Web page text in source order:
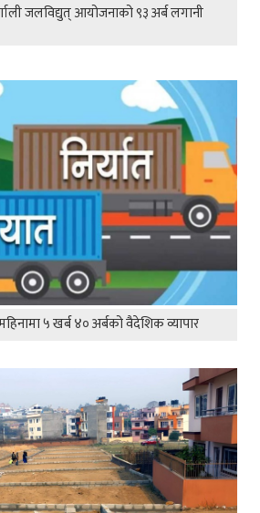
जलविद्युत् आयोजनाको ९३ अर्ब लगानी
५ खर्ब ४० अर्बको वैदेशिक व्यापार